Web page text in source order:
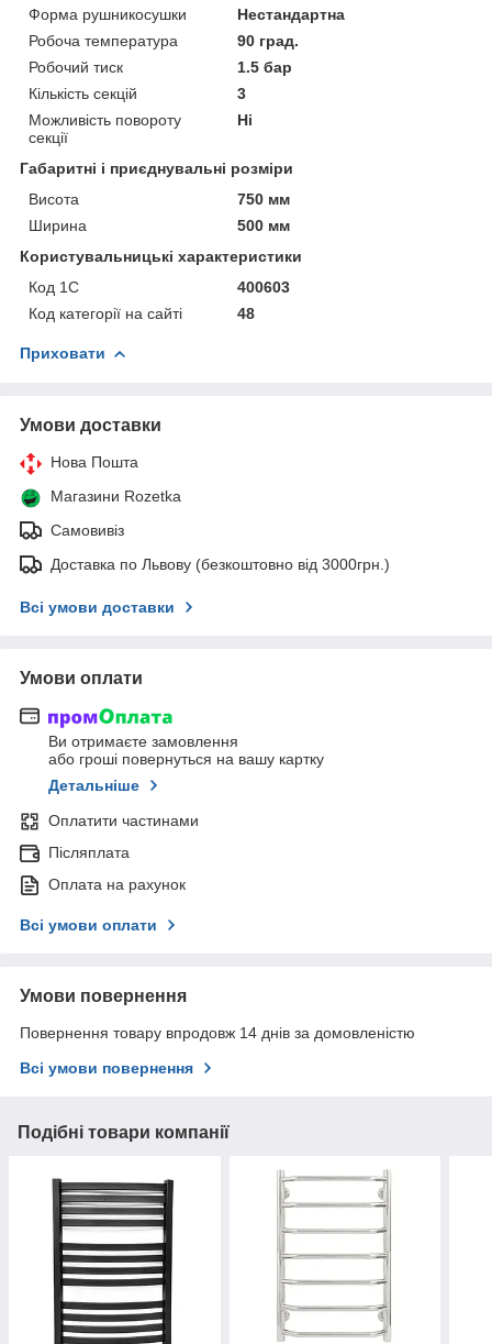
Форма рушникосушки
Нестандартна
Робоча температура
90 град.
Робочий тиск
1.5 бар
Кількість секцій
3
Можливість повороту
секції
Ні
Габаритні і приєднувальні розміри
Висота
750 мм
Ширина
500 мм
Користувальницькі характеристики
Код 1С
400603
Код категорії на сайті
48
Приховати
Умови доставки
Нова Пошта
Магазини Rozetka
Самовивіз
Доставка по Львову (безкоштовно від 3000грн.)
Всі умови доставки
Умови оплати
Ви отримаєте замовлення
або гроші повернуться на вашу картку
Детальніше
Оплатити частинами
Післяплата
Оплата на рахунок
Всі умови оплати
Умови повернення
Повернення товару впродовж 14 днів за домовленістю
Всі умови повернення
Подібні товари компанії